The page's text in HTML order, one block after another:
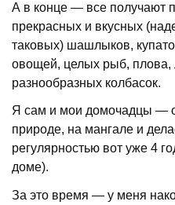
А в конце — все получают
прекрасных и вкусных
таковых) шашлыков,
овощей, целых рыб, плова,
разнообразных колбасок.
Я сам и мои домочадцы —
природе, на мангале и
регулярностью вот уже 4
доме).
За это время — у меня